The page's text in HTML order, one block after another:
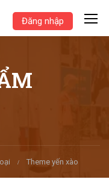
Đăng nhập
Theme yến xào